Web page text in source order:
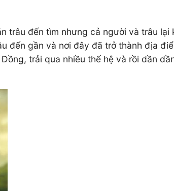
trâu đến tìm nhưng cả người và trâu
đến gần và nơi đây đã trở thành địa
trải qua nhiều thế hệ và rồi dần